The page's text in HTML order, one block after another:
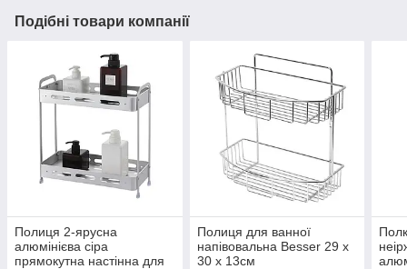
Подібні товари компанії
Полиця 2-ярусна
алюмінієва сіра
прямокутна настінна для
Полиця для ванної
напівовальна Besser 29 х
30 х 13см